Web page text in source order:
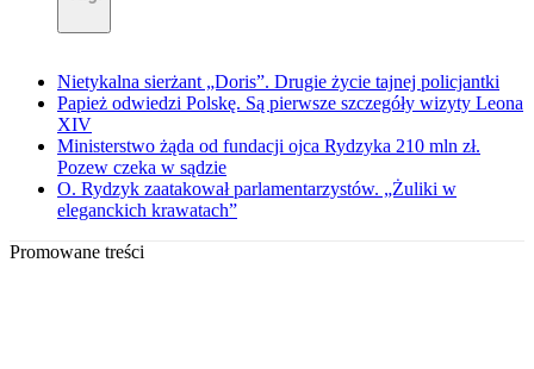
Nietykalna sierżant „Doris”. Drugie życie tajnej policjantki
Papież odwiedzi Polskę. Są pierwsze szczegóły wizyty Leona
XIV
Ministerstwo żąda od fundacji ojca Rydzyka 210 mln zł.
Pozew czeka w sądzie
O. Rydzyk zaatakował parlamentarzystów. „Żuliki w
eleganckich krawatach”
Promowane treści